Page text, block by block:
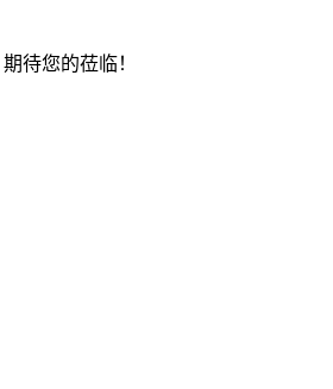
期待您的莅临！